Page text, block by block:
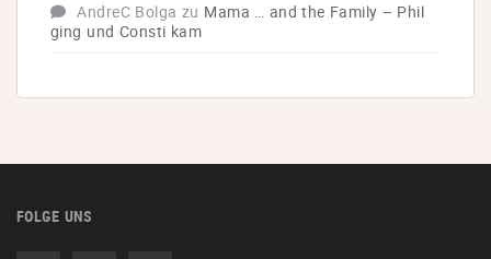
AndreC Bolga zu Mama … and the Family – Phil
ging und Consti kam
FOLGE UNS